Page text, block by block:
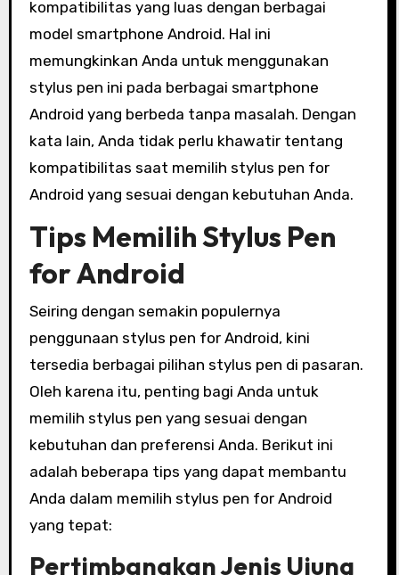
kompatibilitas yang luas dengan berbagai
model smartphone Android. Hal ini
memungkinkan Anda untuk menggunakan
stylus pen ini pada berbagai smartphone
Android yang berbeda tanpa masalah. Dengan
kata lain, Anda tidak perlu khawatir tentang
kompatibilitas saat memilih stylus pen for
Android yang sesuai dengan kebutuhan Anda.
Tips Memilih Stylus Pen
for Android
Seiring dengan semakin populernya
penggunaan stylus pen for Android, kini
tersedia berbagai pilihan stylus pen di pasaran.
Oleh karena itu, penting bagi Anda untuk
memilih stylus pen yang sesuai dengan
kebutuhan dan preferensi Anda. Berikut ini
adalah beberapa tips yang dapat membantu
Anda dalam memilih stylus pen for Android
yang tepat:
Pertimbangkan Jenis Ujung